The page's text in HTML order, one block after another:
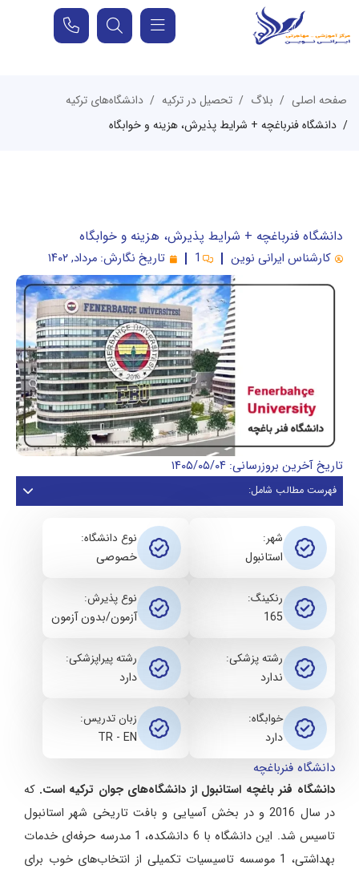
صفحه اصلی بلاگ تحصیل در ترکیه
دانشگاه‌های ترکیه
دانشگاه فنرباغچه + شرایط پذیرش، هزینه و خوابگاه
دانشگاه فنرباغچه + شرایط پذیرش، هزینه و خوابگاه
کارشناس ایرانی نوین 1 تاریخ نگارش: مرداد, ۱۴۰۲
تاریخ آخرین بروزرسانی: ۱۴۰۵/۰۵/۰۴
فهرست مطالب شامل:
شهر:
استانبول
نوع دانشگاه:
خصوصی
رنکینگ:
165
نوع پذیرش:
آزمون/بدون آزمون
رشته پزشکی:
ندارد
رشته پیراپزشکی:
دارد
خوابگاه:
دارد
زبان تدریس:
TR - EN
دانشگاه فنرباغچه
دانشگاه فنر باغچه استانبول از دانشگاه‌های جوان ترکیه است. که
در سال 2016 و در بخش آسیایی و بافت تاریخی شهر استانبول
تاسیس شد. این دانشگاه با 6 دانشکده، 1 مدرسه حرفه‌ای خدمات
بهداشتی، 1 موسسه تاسیسیات تکمیلی از انتخاب‌های خوب برای